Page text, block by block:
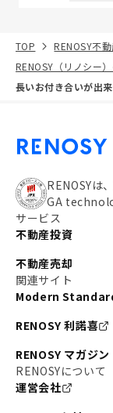
TOP RENOSY不
RENOSY（リノシー
長いお付き合いが出
RENOSYは
GA
サービス
不動産投資
不動産売却
関連サイト
Modern
RENOSY 利諾喜
RENOSY マガジン
RENOSYについて
運営会社